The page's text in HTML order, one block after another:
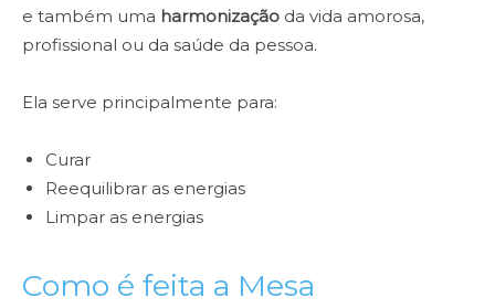
e também uma harmonização da vida amorosa,
profissional ou da saúde da pessoa.
Ela serve principalmente para:
Curar
Reequilibrar as energias
Limpar as energias
Como é feita a Mesa